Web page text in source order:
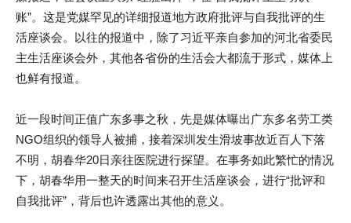
账”。这是党媒罕见的详细报道地方政府批评与自我批评的生
活座谈会。以往的报道中，除了习近平亲自参加的河北省委民
主生活座谈会外，其他各省份的生活会大都流于形式，媒体上
也鲜有报道。
近一段时间正值广东多事之秋，先是媒体曝出广东多名劳工类
NGO组织的领导人被捕，接着深圳发生滑坡事故近百人下落
不明，胡春华20日亲往医院进行探望。在事务如此繁忙的情况
下，胡春华用一整天的时间来召开生活座谈会，进行“批评和
自我批评”，背后也许透露出其他的意义。